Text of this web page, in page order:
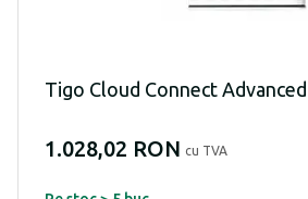
Tigo Cloud Connect
1.028,02 RON cu TVA